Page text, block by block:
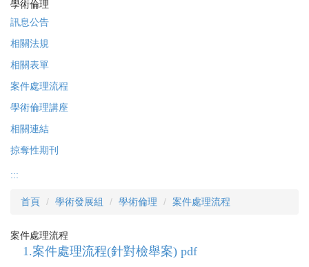
學術倫理
訊息公告
相關法規
相關表單
案件處理流程
學術倫理講座
相關連結
掠奪性期刊
:::
首頁 學術發展組 學術倫理 案件處理流程
案件處理流程
1.案件處理流程(針對檢舉案) pdf